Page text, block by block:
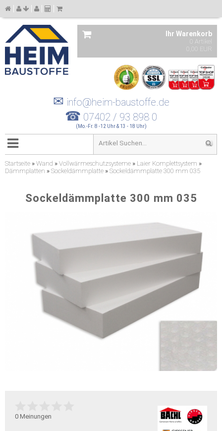
Ihr Warenkorb
0 Artikel
0,00 EUR
✉ info@heim-baustoffe.de
☎ 07402 / 93 898 0
(Mo.-Fr. 8 -12 Uhr & 13 - 18 Uhr)
Startseite » Wand » Vollwärmeschutzsysteme » Laier Komplettsystem »
Dämmplatten » Sockeldämmplatte » Sockeldämmplatte 300 mm 035
Sockeldämmplatte 300 mm 035
0 Meinungen